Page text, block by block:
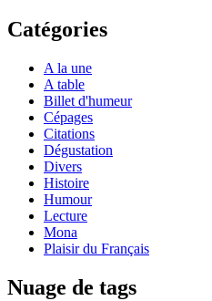
Catégories
A la une
A table
Billet d'humeur
Cépages
Citations
Dégustation
Divers
Histoire
Humour
Lecture
Mona
Plaisir du Français
Nuage de tags